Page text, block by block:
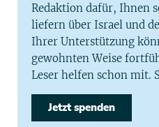
Redaktion dafür, Ihnen
liefern über Israel und
Ihrer Unterstützung
gewohnten Weise
Leser helfen schon mit.
Jetzt spenden